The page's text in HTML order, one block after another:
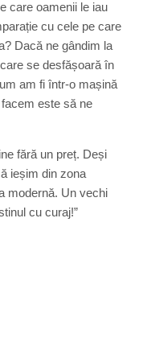
care oamenii le iau
cu cele pe care
Dacă ne gândim la
se desfășoară în
am fi într-o mașină
este să ne
fără un preț. Deși
ieșim din zona
modernă. Un vechi
cu curaj!”